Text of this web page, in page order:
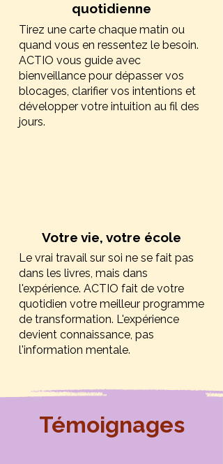
quotidienne
Tirez une carte chaque matin ou
quand vous en ressentez le besoin.
ACTIO vous guide avec
bienveillance pour dépasser vos
blocages, clarifier vos intentions et
développer votre intuition au fil des
jours.
Votre vie, votre école
Le vrai travail sur soi ne se fait pas
dans les livres, mais dans
l'expérience. ACTIO fait de votre
quotidien votre meilleur programme
de transformation. L'expérience
devient connaissance, pas
l'information mentale.
Témoignages